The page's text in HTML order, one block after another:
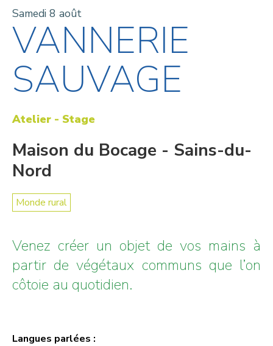
Samedi 8 août
VANNERIE
SAUVAGE
Atelier - Stage
Maison du Bocage - Sains-du-
Nord
Monde rural
Venez créer un objet de vos mains à
partir de végétaux communs que l’on
côtoie au quotidien.
Langues parlées :